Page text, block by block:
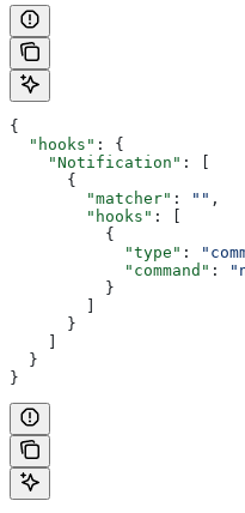
{
  "hooks"
: {
    "Notification"
: [
      {
        "matcher"
: "" ,
        "hooks"
: [
          {
            "type"
:
            "command"
:
          }
      }
  }
}